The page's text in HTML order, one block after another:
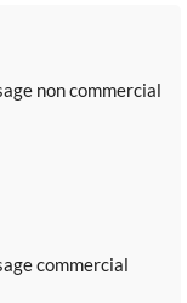
non commercial
commercial